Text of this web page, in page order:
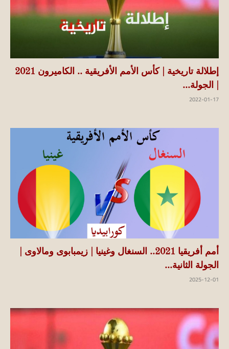
إطلالة تاريخية | كأس الأمم الأفريقية .. الكاميرون 2021
| الجولة...
2022-01-17
أمم أفريقيا 2021.. السنغال وغينيا | زيمبابوى ومالاوى |
الجولة الثانية...
2025-12-01